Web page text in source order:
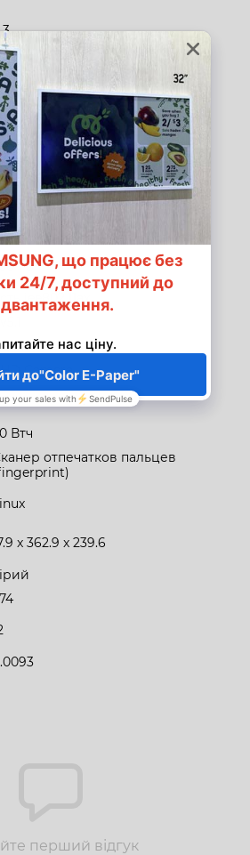
up to 42
Graphic
ГБ
iee802.11ax
Camera
Втч
отпечатков пальцев
x 362.9 x 239.6
перший відгук